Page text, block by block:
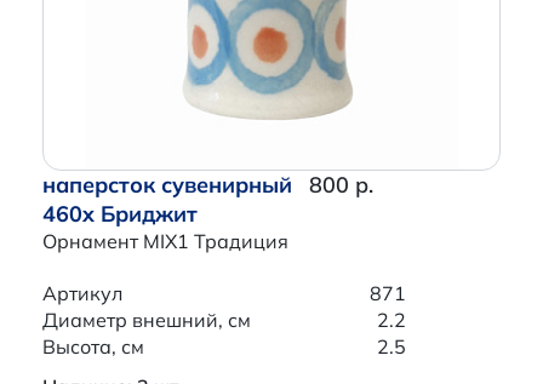
наперсток сувенирный
460x Бриджит
Орнамент MIX1 Традиция
800 р.
Артикул
871
Диаметр внешний, см
2.2
Высота, см
2.5